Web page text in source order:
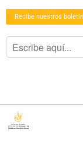
Recibe nuestros